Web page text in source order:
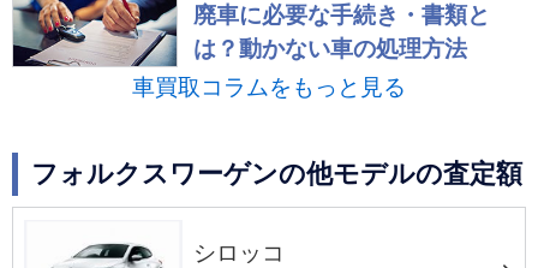
廃車に必要な手続き・書類と
は？動かない車の処理方法
車買取コラムをもっと見る
フォルクスワーゲンの他モデルの査定額
シロッコ